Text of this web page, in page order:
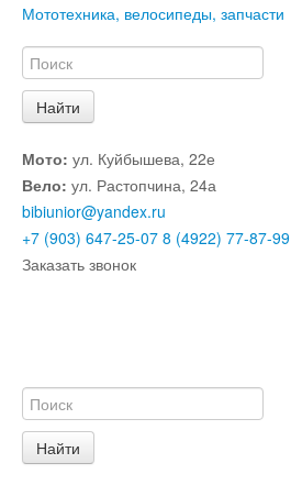
Мототехника, велосипеды, запчасти
Мото: ул. Куйбышева, 22е
Вело: ул. Растопчина, 24а
bibiunior@yandex.ru
+7 (903) 647-25-07 8 (4922) 77-87-99
Заказать звонок